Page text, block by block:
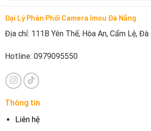
Đại Lý Phân Phối Camera Imou Đà Nẵng
Địa chỉ: 111B Yên Thế, Hòa An, Cẩm Lệ, Đà
Hotline: 0979095550
Thông tin
Liên hệ